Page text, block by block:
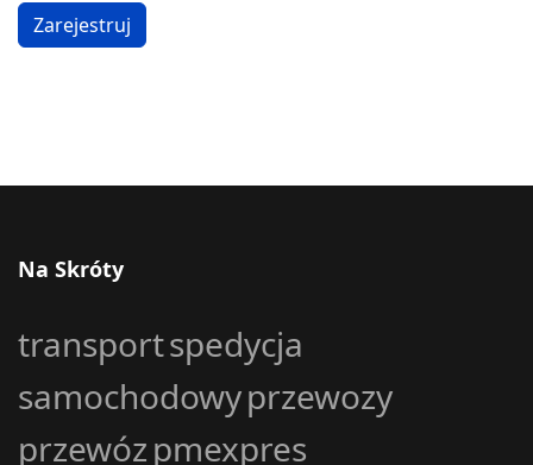
Zarejestruj
Na Skróty
transportspedycja
samochodowyprzewozy
przewózpmexpres